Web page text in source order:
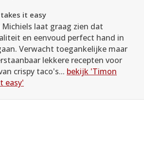
it easy
laat graag zien dat
en eenvoud perfect hand in
Verwacht toegankelijke maar
lekkere recepten voor
crispy taco's... bekijk 'Timon
easy'